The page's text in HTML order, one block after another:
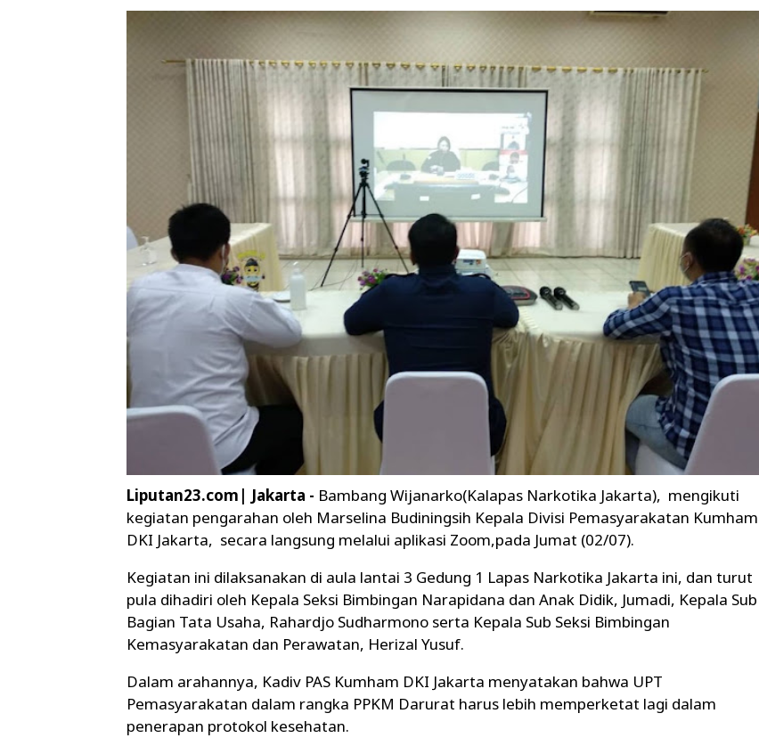
Liputan23.com| Jakarta - Bambang Wijanarko(Kalapas Narkotika Jakarta), mengikuti
kegiatan pengarahan oleh Marselina Budiningsih Kepala Divisi Pemasyarakatan Kumham
DKI Jakarta, secara langsung melalui aplikasi Zoom,pada Jumat (02/07).
Kegiatan ini dilaksanakan di aula lantai 3 Gedung 1 Lapas Narkotika Jakarta ini, dan turut
pula dihadiri oleh Kepala Seksi Bimbingan Narapidana dan Anak Didik, Jumadi, Kepala Sub
Bagian Tata Usaha, Rahardjo Sudharmono serta Kepala Sub Seksi Bimbingan
Kemasyarakatan dan Perawatan, Herizal Yusuf.
Dalam arahannya, Kadiv PAS Kumham DKI Jakarta menyatakan bahwa UPT
Pemasyarakatan dalam rangka PPKM Darurat harus lebih memperketat lagi dalam
penerapan protokol kesehatan.